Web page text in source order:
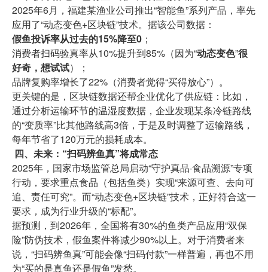
2025年6月，福建某渔业公司推出“智能鱼”系列产品，率先
应用了“动态变色+区块链”技术。据该公司数据：
假鱼投诉率从过去的15%降至0 ；
消费者扫码验真率从10%提升到85%（因为“动态变色”很
好奇，想试试）；
品牌复购率增长了22%（消费者觉得“买得放心”）。
更关键的是，区块链数据还帮企业优化了供应链：比如，
通过分析运输环节的温湿度数据，企业发现某条冷链路线
的“变质率”比其他路线高3倍，于是及时调整了运输路线，
每年节省了120万元的损耗成本。
四、未来：“扫码辨鱼真”将成常态
2025年，国家市场监管总局启动“守护真品·食品溯源”专项
行动，要求重点食品（包括鱼类）实现“来源可查、去向可
追、责任可究”。而“动态变色+区块链”技术，正好符合这一
要求，成为行业升级的“标配”。
据预测，到2026年，全国将有30%的鱼类产品应用“双保
险”防伪技术，假鱼案件将减少90%以上。对于消费者来
说，“扫码辨鱼真”可能会像“扫码付款”一样普遍，再也不用
为“买的是真鱼还是假鱼”发愁。